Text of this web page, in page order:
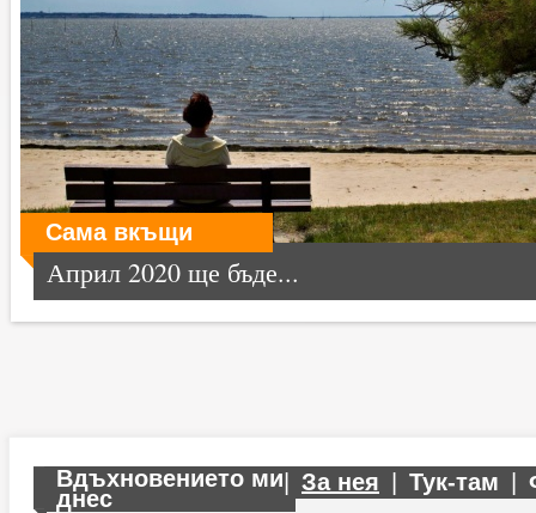
Сама вкъщи
Април 2020 ще бъде...
Вдъхновението ми
днес
За нея Тук-там